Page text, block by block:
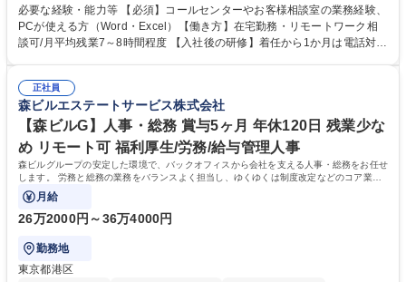
様相談室でのお仕事です。 日々お客様からいただくキリングループへのご
意見を、企業活動に活かしています。お客様からの声に迅速かつ誠意をも
って対応、情報提供するとともにグループ内活動に反映しています。 【具
平均100件前後■メール・手紙：同上40件前後 募集職種 中野本社【お客様
相談室】お客様のお声をもとにより良い商品づくりへ貢献
必要な経験・能力等 【必須】コールセンターやお客様相談室の業務経験、
PCが使える方（Word・Excel）【働き方】在宅勤務・リモートワーク相
談可/月平均残業7～8時間程度 【入社後の研修】着任から1か月は電話対応
すのでご安心ください。 【当社について】キリングループの広報機能を担
う会社として、お客様との出会いを大切にし、磨き上げたホスピタリティ
を込めてコミュニケーションをとりながら広報関連業務を行っておりま
す。 学歴・資格 学歴：大学院 大学 高専 短大 専修学校 高校 語学力： 資
格：
正社員
森ビルエステートサービス株式会社
【森ビルG】人事・総務 賞与5ヶ月 年休120日 残業少な
め リモート可 福利厚生/労務/給与管理人事
森ビルグループの安定した環境で、バックオフィスから会社を支える人事・総務をお任せ
します。 労務と総務の業務をバランスよく担当し、ゆくゆくは制度改定などのコア業務
にも挑戦できる、やりがいある環境です。
月給
26万2000円～36万4000円
勤務地
東京都港区